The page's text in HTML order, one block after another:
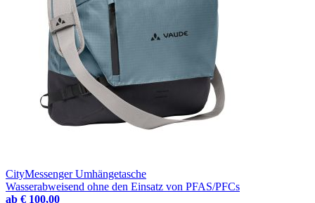
CityMessenger Umhängetasche
Wasserabweisend ohne den Einsatz von PFAS/PFCs
ab € 100,00